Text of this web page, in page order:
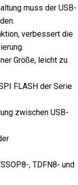
muss der USB-
verbessert die
Größe, leicht zu
FLASH der Serie
zwischen USB-
, TDFN8- und